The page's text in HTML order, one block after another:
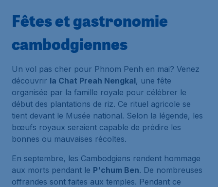
Fêtes et gastronomie
cambodgiennes
Un vol pas cher pour Phnom Penh en mai? Venez
découvrir la Chat Preah Nengkal, une fête
organisée par la famille royale pour célébrer le
début des plantations de riz. Ce rituel agricole se
tient devant le Musée national. Selon la légende, les
bœufs royaux seraient capable de prédire les
bonnes ou mauvaises récoltes.
En septembre, les Cambodgiens rendent hommage
aux morts pendant le P'chum Ben. De nombreuses
offrandes sont faites aux temples. Pendant ce